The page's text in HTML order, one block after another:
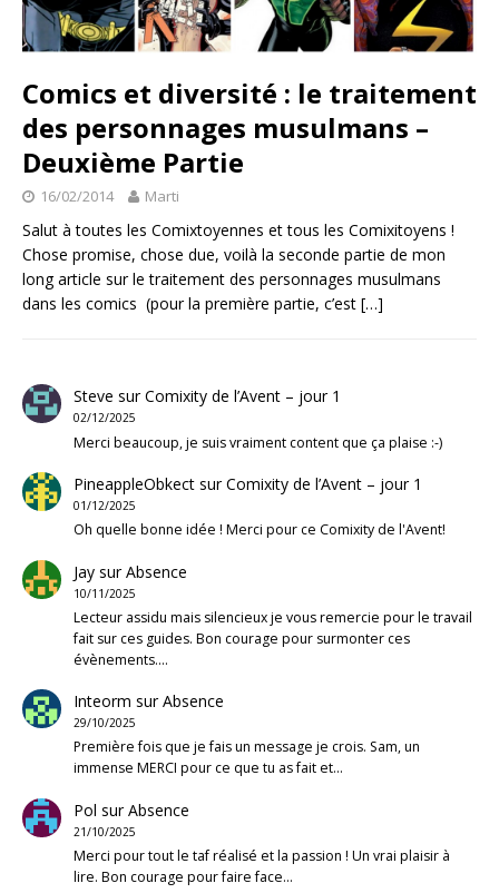
Comics et diversité : le traitement
des personnages musulmans –
Deuxième Partie
16/02/2014 Marti
Salut à toutes les Comixtoyennes et tous les Comixitoyens !
Chose promise, chose due, voilà la seconde partie de mon
long article sur le traitement des personnages musulmans
dans les comics (pour la première partie, c’est […]
Steve surComixity de l’Avent – jour 1
02/12/2025
Merci beaucoup, je suis vraiment content que ça plaise :-)
PineappleObkectsurComixity de l’Avent – jour 1
01/12/2025
Oh quelle bonne idée ! Merci pour ce Comixity de l'Avent!
JaysurAbsence
10/11/2025
Lecteur assidu mais silencieux je vous remercie pour le travail
fait sur ces guides. Bon courage pour surmonter ces
évènements.…
Inteorm surAbsence
29/10/2025
Première fois que je fais un message je crois. Sam, un
immense MERCI pour ce que tu as fait et…
Pol surAbsence
21/10/2025
Merci pour tout le taf réalisé et la passion ! Un vrai plaisir à
lire. Bon courage pour faire face…